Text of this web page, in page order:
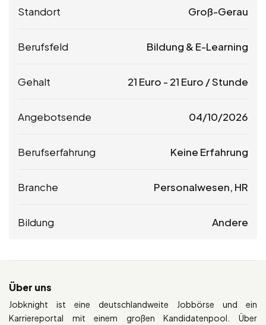
Standort Groß-Gerau
Berufsfeld Bildung & E-Learning
Gehalt 21 Euro - 21 Euro / Stunde
Angebotsende 04/10/2026
Berufserfahrung Keine Erfahrung
Branche Personalwesen, HR
Bildung Andere
Über uns
Jobknight ist eine deutschlandweite Jobbörse und ein
Karriereportal mit einem großen Kandidatenpool. Über